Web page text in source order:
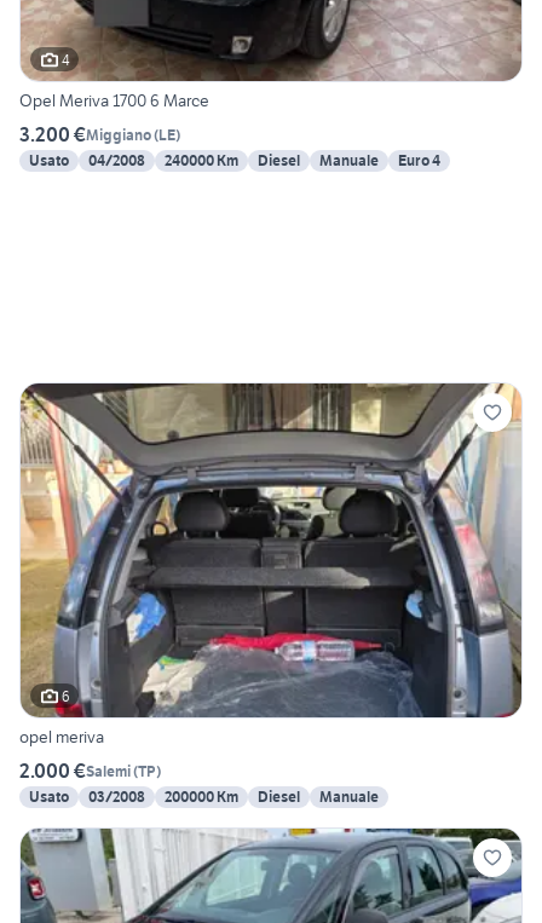
4
Opel Meriva 1700 6 Marce
3.200 €Miggiano(LE)
Usato
04/2008 240000 Km Diesel Manuale Euro 4
6
opel meriva
2.000 €Salemi(TP)
Usato
03/2008 200000 Km Diesel Manuale